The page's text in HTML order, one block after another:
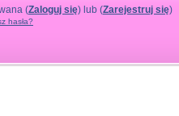
(Zaloguj się) lub (Zarejestruj się)
hasła?